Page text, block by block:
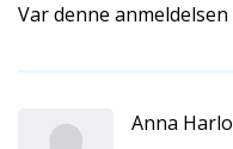
Var denne
Anna